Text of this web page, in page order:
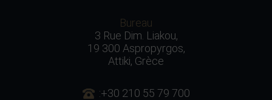
Bureau
3 Rue Dim. Liakou,
19 300 Aspropyrgos,
Attiki, Grèce
:+30 210 55 79 700